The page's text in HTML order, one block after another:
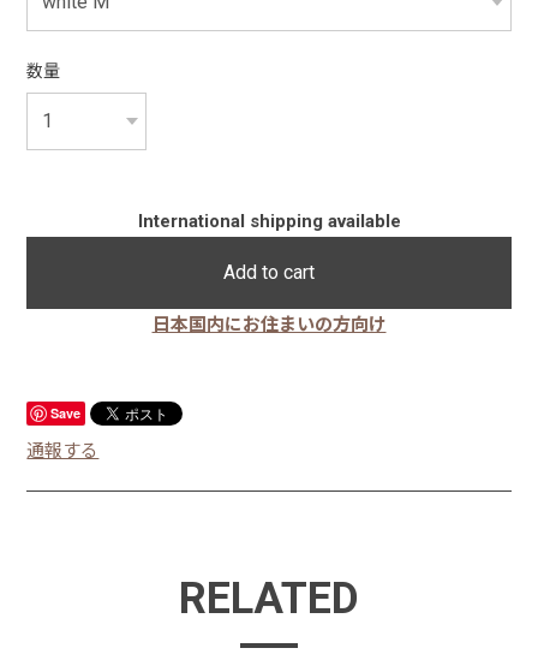
数量
International shipping available
Add to cart
日本国内にお住まいの方向け
Save
通報する
RELATED